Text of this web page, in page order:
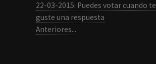
22-03-2015: Puedes votar cuando te
guste una respuesta
Anteriores...